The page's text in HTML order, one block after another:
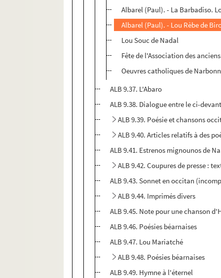
Albarel (Paul). - La Barbadiso.
Albarel (Paul). - Lou Rèbe de
Lou Souc de Nadal
Fête de l'Association des
Oeuvres catholiques de
ALB 9.37. L'Abaro
ALB 9.38. Dialogue entre le ci-
ALB 9.39. Poésie et chansons
ALB 9.40. Articles relatifs à des
ALB 9.41. Estrenos mignounos de
ALB 9.42. Coupures de presse :
ALB 9.43. Sonnet en occitan
ALB 9.44. Imprimés divers
ALB 9.45. Note pour une chanson
ALB 9.46. Poésies béarnaises
ALB 9.47. Lou Mariatché
ALB 9.48. Poésies béarnaises
ALB 9.49. Hymne à l'éternel